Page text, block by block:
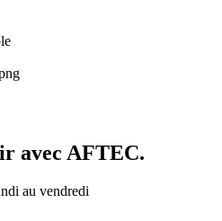
avec AFTEC.
au vendredi